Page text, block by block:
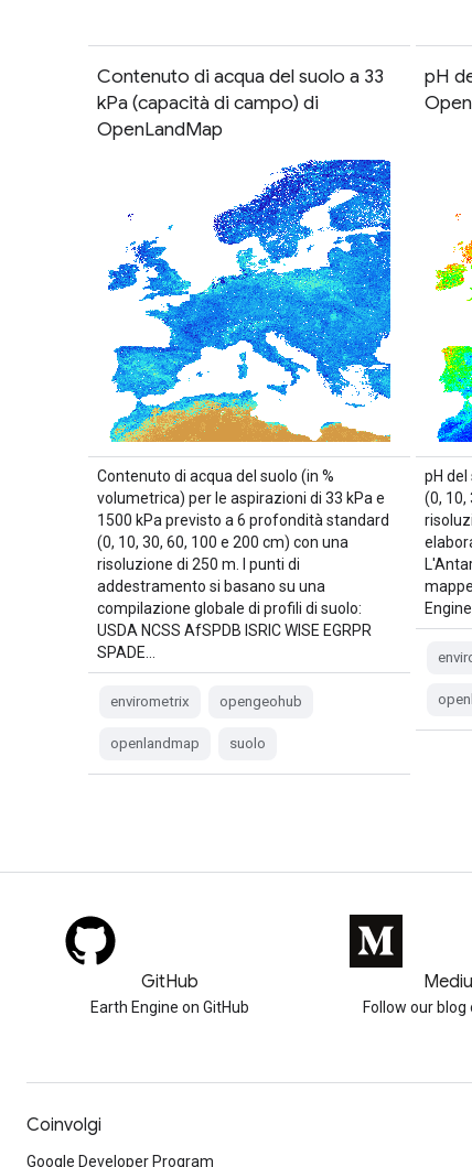
Contenuto di acqua del suolo a 33
kPa (capacità di campo) di
OpenLandMap
Contenuto di acqua del suolo (in %
volumetrica) per le aspirazioni di 33 kPa e
1500 kPa previsto a 6 profondità standard
(0, 10, 30, 60, 100 e 200 cm) con una
risoluzione di 250 m. I punti di
addestramento si basano su una
compilazione globale di profili di suolo:
USDA NCSS AfSPDB ISRIC WISE EGRPR
SPADE…
envirometrix opengeohub
openlandmap suolo
pH
pH
(0, 10,
GitHub
Earth Engine on GitHub Follow our
Coinvolgi
Google Developer Program